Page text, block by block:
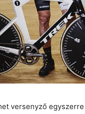
versenyző